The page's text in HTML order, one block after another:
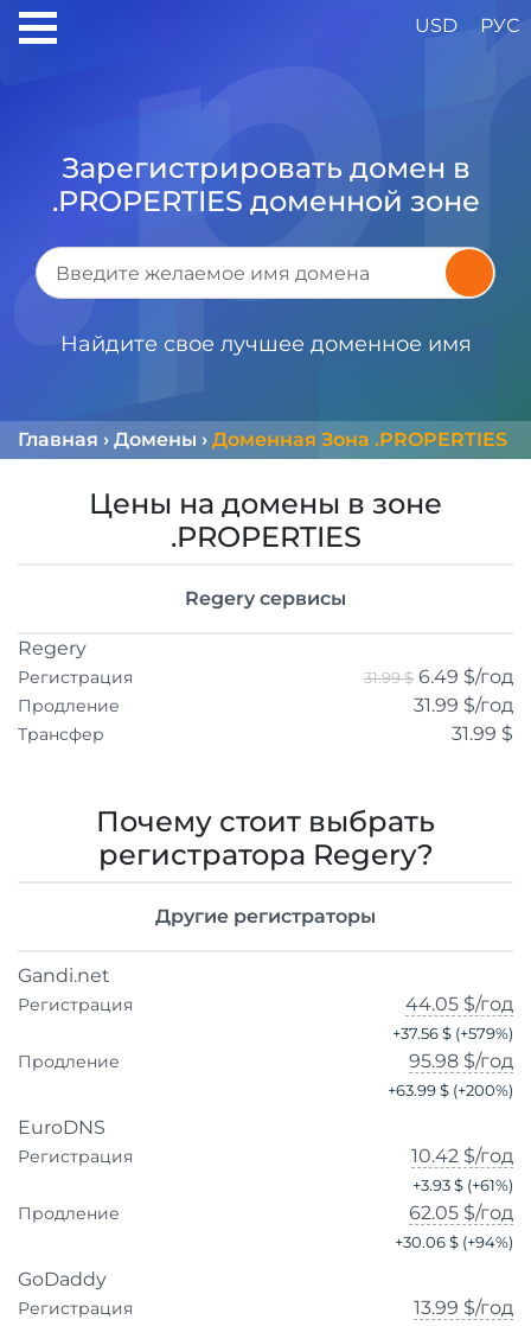
USD РУС
Зарегистрировать домен в
.PROPERTIES доменной зоне
Найдите свое лучшее доменное имя
Главная › Домены › Доменная Зона .PROPERTIES
Цены на домены в зоне
.PROPERTIES
Regery сервисы
Regery
Регистрация 31.99 $ 6.49 $/год
Продление 31.99 $/год
Трансфер 31.99 $
Почему стоит выбрать
регистратора Regery?
Другие регистраторы
Gandi.net
Регистрация 44.05 $/год
+37.56 $ (+579%)
Продление 95.98 $/год
+63.99 $ (+200%)
EuroDNS
Регистрация 10.42 $/год
+3.93 $ (+61%)
Продление 62.05 $/год
+30.06 $ (+94%)
GoDaddy
Регистрация 13.99 $/год